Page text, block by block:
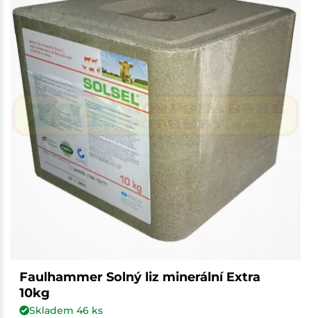
Faulhammer Solný liz minerální Extra
10kg
Skladem 46ks